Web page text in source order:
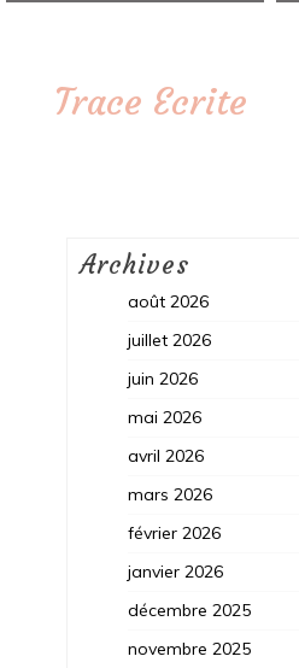
Trace Ecrite
Archives
août 2026
juillet 2026
juin 2026
mai 2026
avril 2026
mars 2026
février 2026
janvier 2026
décembre 2025
novembre 2025